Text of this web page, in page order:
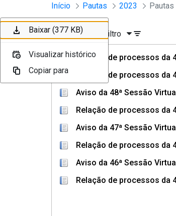
Pular para o Conteúdo principal
Sessões e Reuniões -
Início Pautas 2023
Ordenar Filtro
Relação de processos da
Relação de processos da
Aviso da 48ª Sessão
Relação de processos da
Aviso da 47ª Sessão
Relação de processos da
Aviso da 46ª Sessão
Relação de processos da
Baixar (133 KB)
Visualizar histórico
Copiar para
Baixar (297 KB)
Visualizar histórico
Copiar para
Baixar (108 KB)
Visualizar histórico
Copiar para
Baixar (377 KB)
Visualizar histórico
Copiar para